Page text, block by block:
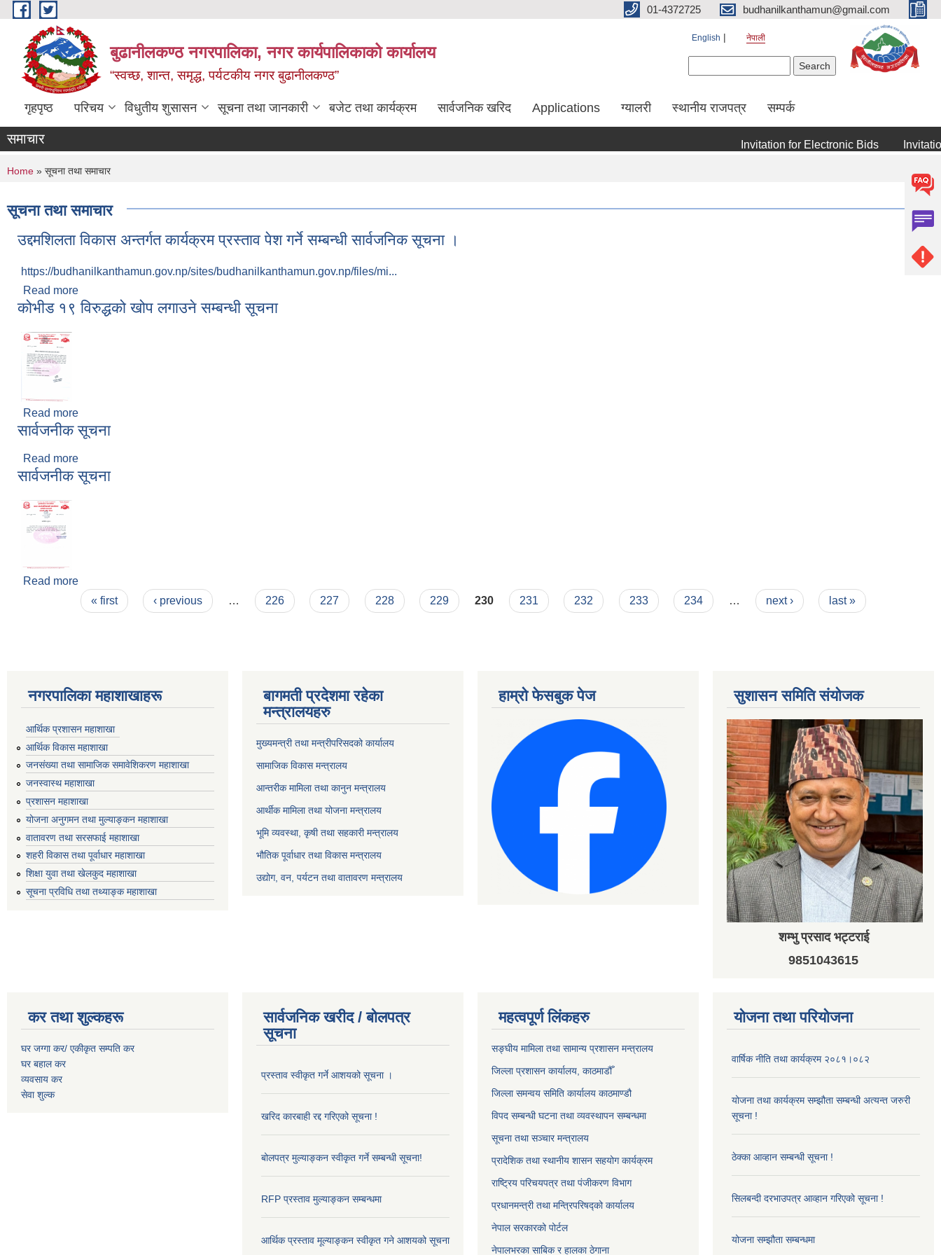
Skip to main content 01-4372725 budhanilkanthamun@gmail.com
बुढानीलकण्ठ नगरपालिका, नगर कार्यपालिकाको कार्यालय
“स्वच्छ, शान्त, समृद्ध, पर्यटकीय नगर बुढानीलकण्ठ”
English नेपाली
गृहपृष्ठ परिचय विधुतीय शुसासन सूचना तथा जानकारी बजेट तथा कार्यक्रम सार्वजनिक खरिद Applications ग्यालरी स्थानीय राजपत्र सम्पर्क
समाचार Invitation for Electronic Bids Invitation
You are here
Home » सूचना तथा समाचार
सूचना तथा समाचार
उद्दमशिलता विकास अन्तर्गत कार्यक्रम प्रस्ताव पेश गर्ने सम्बन्धी सार्वजनिक सूचना ।
https://budhanilkanthamun.gov.np/sites/budhanilkanthamun.gov.np/files/mi...
Read more
कोभीड १९ विरुद्धको खोप लगाउने सम्बन्धी सूचना
Read more
सार्वजनीक सूचना
Read more
सार्वजनीक सूचना
Read more
« first ‹ previous … 226 227 228 229 230 231 232 233 234 … next › last »
नगरपालिका महाशाखाहरू
आर्थिक प्रशासन महाशाखा
आर्थिक विकास महाशाखा
जनसंख्या तथा सामाजिक समावेशिकरण महाशाखा
जनस्वास्थ महाशाखा
प्रशासन महाशाखा
योजना अनुगमन तथा मुल्याङ्कन महाशाखा
वातावरण तथा सरसफाई महाशाखा
शहरी विकास तथा पूर्वाधार महाशाखा
शिक्षा युवा तथा खेलकुद महाशाखा
सूचना प्रविधि तथा तथ्याङ्क महाशाखा
बागमती प्रदेशमा रहेका
मन्त्रालयहरु
मुख्यमन्त्री तथा मन्त्रीपरिसदको कार्यालय
सामाजिक विकास मन्त्रालय
आन्तरीक मामिला तथा कानुन मन्त्रालय
आर्थीक मामिला तथा योजना मन्त्रालय
भूमि व्यवस्था, कृषी तथा सहकारी मन्त्रालय
भौतिक पूर्वाधार तथा विकास मन्त्रालय
उद्योग, वन, पर्यटन तथा वातावरण मन्त्रालय
हाम्रो फेसबुक पेज सुशासन समिति संयोजक
शम्भु प्रसाद भट्टराई
9851043615
कर तथा शुल्कहरू
घर जग्गा कर/ एकीकृत सम्पति कर
घर बहाल कर
व्यवसाय कर
सेवा शुल्क
सार्वजनिक खरीद / बोलपत्र
सूचना
प्रस्ताव स्वीकृत गर्ने आशयको सूचना ।
खरिद कारबाही रद्द गरिएको सूचना !
बोलपत्र मुल्याङ्कन स्वीकृत गर्ने सम्बन्धी सूचना!
RFP प्रस्ताव मुल्याङ्कन सम्बन्धमा
आर्थिक प्रस्ताव मूल्याङ्कन स्वीकृत गने आशयको सूचना
महत्वपूर्ण लिंकहरु
सङ्‍घीय मामिला तथा सामान्य प्रशासन मन्त्रालय
जिल्ला प्रशासन कार्यालय, काठमाडौँ
जिल्ला समन्वय समिति कार्यालय काठमाण्ड‌ौ
विपद सम्बन्धी घटना तथा व्यवस्थापन सम्बन्धमा
सूचना तथा सञ्चार मन्त्रालय
प्रादेशिक तथा स्थानीय शासन सहयोग कार्यक्रम
राष्ट्रिय परिचयपत्र तथा पंजीकरण विभाग
प्रधानमन्त्री तथा मन्त्रिपरिषद्को कार्यालय
नेपाल सरकारको पोर्टल
नेपालभरका साबिक र हालका ठेगाना
योजना तथा परियोजना
वार्षिक नीति तथा कार्यक्रम २०८१।०८२
योजना तथा कार्यक्रम सम्झौता सम्बन्धी अत्यन्त जरुरी
सूचना !
ठेक्का आव्हान सम्बन्धी सूचना !
सिलबन्दी दरभाउपत्र आव्हान गरिएको सूचना !
योजना सम्झौता सम्बन्धमा